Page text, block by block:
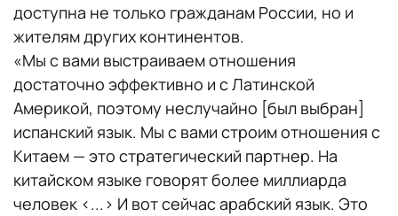
доступна не только гражданам России, но и
жителям других континентов.
«Мы с вами выстраиваем отношения
достаточно эффективно и с Латинской
Америкой, поэтому неслучайно [был выбран]
испанский язык. Мы с вами строим отношения с
Китаем — это стратегический партнер. На
китайском языке говорят более миллиарда
человек <...> И вот сейчас арабский язык. Это